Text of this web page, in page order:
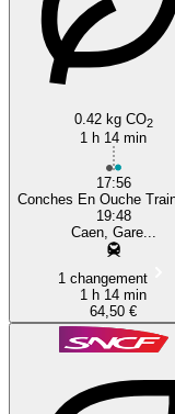
0.42 kg CO2
1 h 14 min
17:56
Conches En Ouche
19:48
Caen, Gare...
1 changement
1 h 14 min
64,50 €